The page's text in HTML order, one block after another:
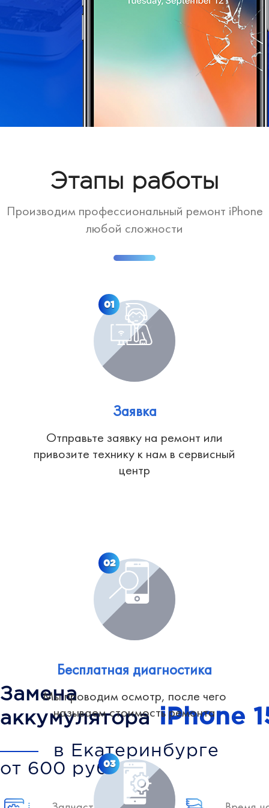
Замена
аккумулятора iPhone
в Екатеринбурге
от 600 рублей
Этапы работы
Производим профессиональный ремонт iPhone
любой сложности
01
Заявка
Отправьте заявку на ремонт или
привозите технику к нам в сервисный
центр
02
Бесплатная диагностика
Мы проводим осмотр, после чего
называем стоимость ремонта
03